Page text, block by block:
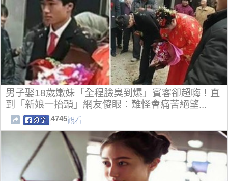
男子娶18歲嫩妹「全程臉臭到爆」賓客卻超嗨！直
到「新娘一抬頭」網友傻眼：難怪會痛苦絕望...
4745觀看